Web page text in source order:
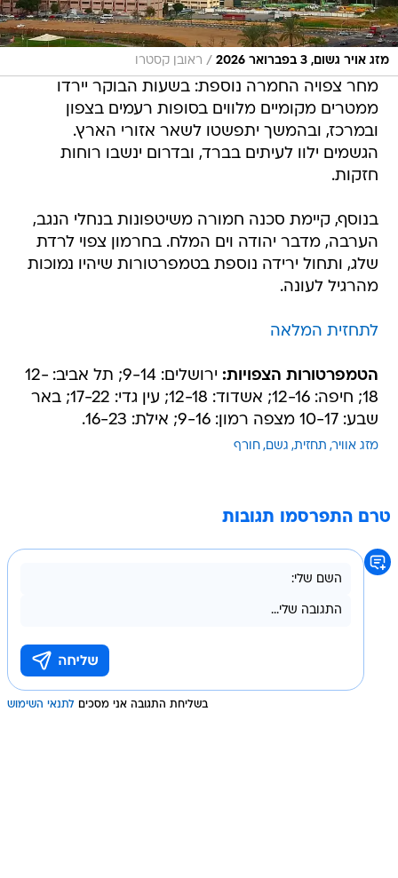
מזג אויר גשום, 3 בפברואר 2026 / ראובן קסטרו
מחר צפויה החמרה נוספת: בשעות הבוקר יירדו
ממטרים מקומיים מלווים בסופות רעמים בצפון
ובמרכז, ובהמשך יתפשטו לשאר אזורי הארץ.
הגשמים ילוו לעיתים בברד, ובדרום ינשבו רוחות
חזקות.
בנוסף, קיימת סכנה חמורה משיטפונות בנחלי הנגב,
הערבה, מדבר יהודה וים המלח. בחרמון צפוי לרדת
שלג, ותחול ירידה נוספת בטמפרטורות שיהיו נמוכות
מהרגיל לעונה.
לתחזית המלאה
הטמפרטורות הצפויות:
ירושלים: 9-14; תל אביב: 12-
18; חיפה: 12-16; אשדוד: 12-18; עין גדי: 17-22; באר
שבע: 10-17 מצפה רמון: 9-16; אילת: 16-23.
מזג אוויר תחזית גשם חורף
טרם התפרסמו תגובות
בשליחת התגובה אני מסכים לתנאי השימוש